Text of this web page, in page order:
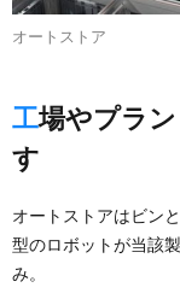
オートストア
工場やプラントなど多様な領域に提供目指
す
オートストアはビン
型のロボットが当該
み。